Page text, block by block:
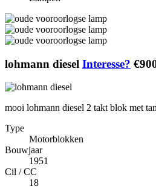
lohmann diesel Interesse?
mooi lohmann diesel 2 takt blok met
Type
Motorblokken
Bouwjaar
1951
Cil / CC
18